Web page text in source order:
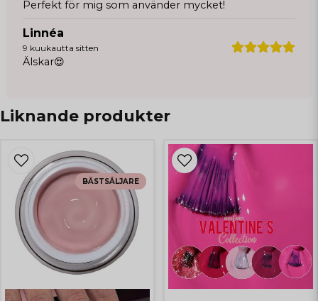
Perfekt för mig som använder mycket!
Linnéa
9 kuukautta sitten
Älskar😍
Snabb leverans!
1 vuosi sitten
Isabelle
1 vuosi sitten
Sara
1 vuosi sitten
Hilda
1 vuosi sitten
Liknande produkter
BÄSTSÄLJARE